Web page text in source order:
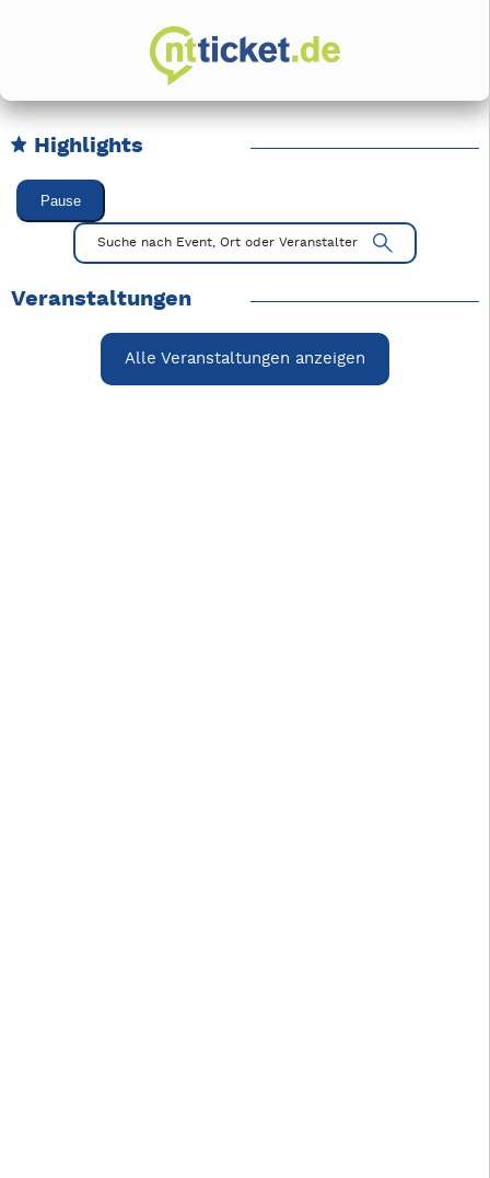
Highlights
Karussell Veranstaltungen überspringen
Pause
Mit Tab zu den Steuerelementen wechseln. Mit Pfeiltasten
Suche nach Event, Ort oder Veranstalter
Veranstaltungen
Alle Veranstaltungen anzeigen